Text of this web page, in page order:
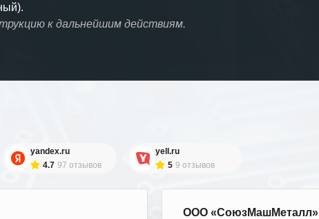
к дальнейшим действиям.
yandex.ru
4.7 97 отзывов
yell.ru
5 9 отзывов
ООО «СоюзМашМеталл»